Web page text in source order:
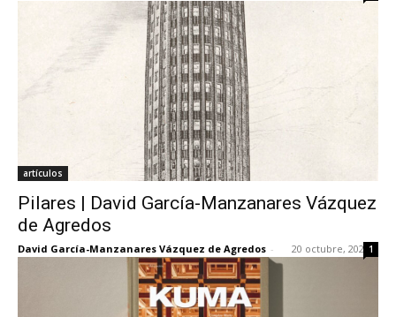
artículos
Pilares | David García-Manzanares Vázquez
de Agredos
David García-Manzanares Vázquez de Agredos - 20 octubre, 2025 1